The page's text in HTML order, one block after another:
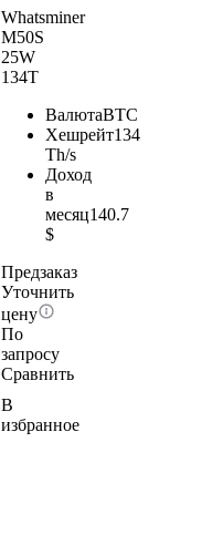
Whatsminer
M50S
25W
134T
ВалютаBTC
Хешрейт134
Th/s
Доход
в
месяц140.7
$
Предзаказ
Уточнить
цену
По
запросу
Сравнить
В
избранное